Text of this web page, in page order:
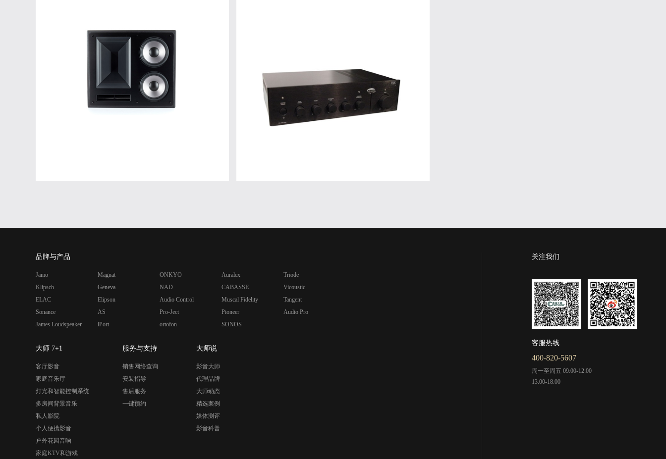
品牌与产品
Jamo
Klipsch
ELAC
Sonance
James Loudspeaker
Magnat
Geneva
Elipson
AS
iPort
ONKYO
NAD
Audio Control
Pro-Ject
ortofon
Auralex
CABASSE
Muscal Fidelity
Pioneer
SONOS
Triode
Vicoustic
Tangent
Audio Pro
大师 7+1
客厅影音
家庭音乐厅
灯光和智能控制系统
多房间背景音乐
私人影院
个人便携影音
户外花园音响
家庭KTV和游戏
服务与支持
销售网络查询
安装指导
售后服务
一键预约
大师说
影音大师
代理品牌
大师动态
精选案例
媒体测评
影音科普
关注我们
客服热线
400-820-5607
周一至周五 09:00-12:00
13:00-18:00